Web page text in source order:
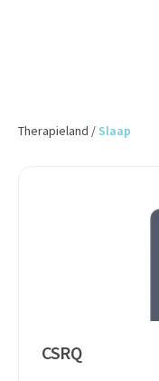
Therapieland / Slaap
CSRQ